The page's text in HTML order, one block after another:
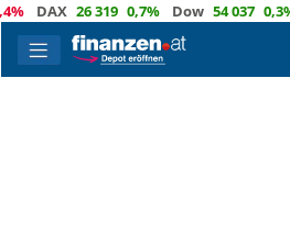
DAX 26 319 0,7% Dow 54 037 0,3%